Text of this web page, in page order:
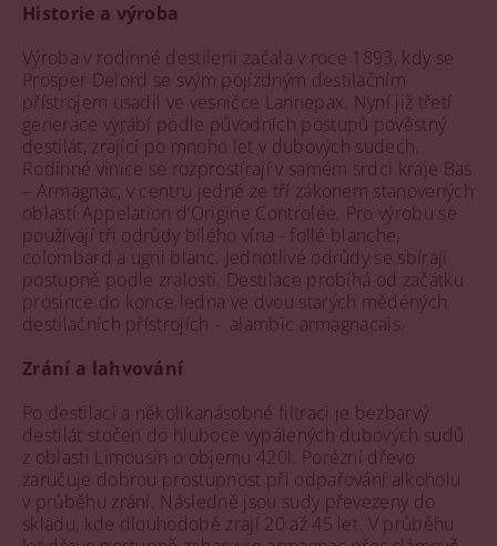
Historie a výroba
Výroba v rodinné destilerii začala v roce 1893, kdy se
Prosper Delord se svým pojízdným destilačním
přístrojem usadil ve vesničce Lannepax. Nyní již třetí
generace vyrábí podle původních postupů pověstný
destilát, zrající po mnoho let v dubových sudech.
Rodinné vinice se rozprostírají v samém srdci kraje Bas
– Armagnac, v centru jedné ze tří zákonem stanovených
oblastí Appelation d‘Origine Controlée. Pro výrobu se
používají tři odrůdy bílého vína - follé blanche,
colombard a ugni blanc. Jednotlivé odrůdy se sbírají
postupně podle zralosti. Destilace probíhá od začátku
prosince do konce ledna ve dvou starých měděných
destilačních přístrojích - alambic armagnacais.
Zrání a lahvování
Po destilaci a několikanásobné filtraci je bezbarvý
destilát stočen do hluboce vypálených dubových sudů
z oblasti Limousin o objemu 420l. Porézní dřevo
zaručuje dobrou prostupnost při odpařování alkoholu
v průběhu zrání. Následně jsou sudy převezeny do
skladu, kde dlouhodobě zrají 20 až 45 let. V průběhu